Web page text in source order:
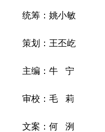
统筹：姚小敏
策划：王丕屹
主编：牛 宁
审校：毛 莉
文案：何 洌